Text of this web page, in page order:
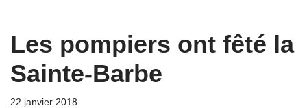
Les pompiers ont fêté la
Sainte-Barbe
22 janvier 2018